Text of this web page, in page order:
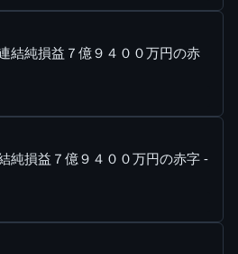
結純損益７億９４００万円の赤
純損益７億９４００万円の赤字 -